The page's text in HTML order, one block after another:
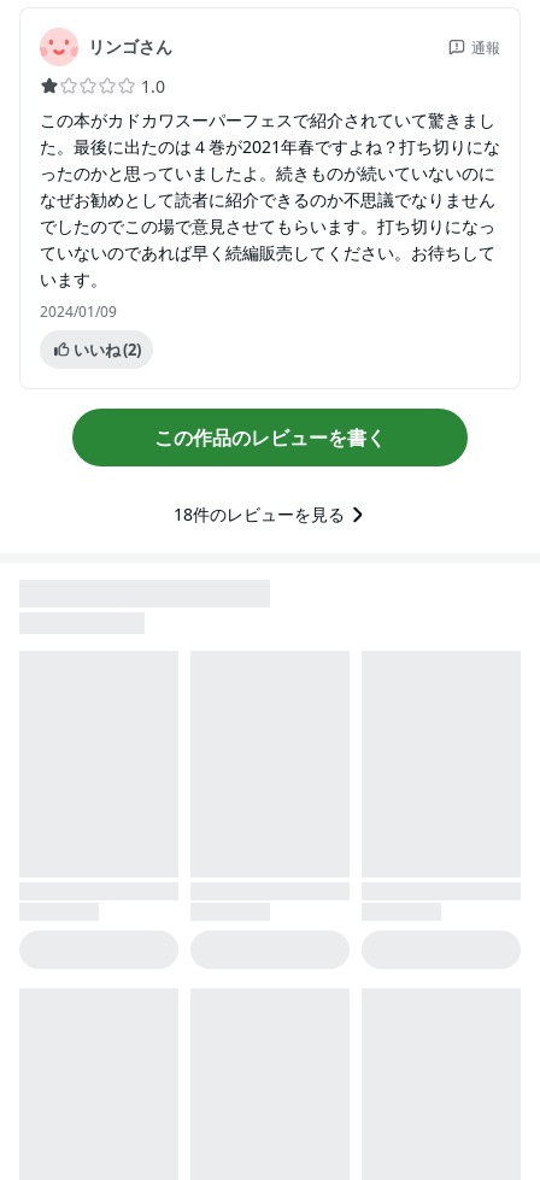
リンゴさん 通報
1.0
この本がカドカワスーパーフェスで紹介されていて驚きまし
た。最後に出たのは４巻が2021年春ですよね？打ち切りにな
ったのかと思っていましたよ。続きものが続いていないのに
なぜお勧めとして読者に紹介できるのか不思議でなりません
でしたのでこの場で意見させてもらいます。打ち切りになっ
ていないのであれば早く続編販売してください。お待ちして
います。
2024/01/09
いいね(2)
この作品のレビューを書く
18件のレビューを見る